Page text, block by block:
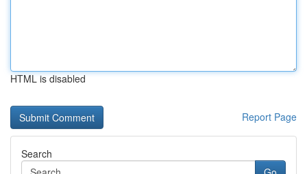
HTML is disabled
Report Page
Search